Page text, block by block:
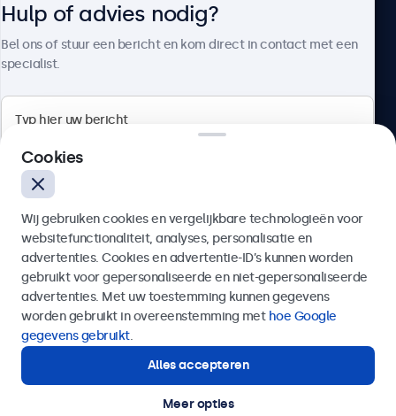
4.8/5 door 5000+ bedrijven
Nederlands
© 2026 Beetronics
Hulp of advies nodig?
Bel ons of stuur een bericht en kom direct in contact met een
specialist.
Verzenden
Of bel ons op
Hulp of advies nodig?
Direct contact met een specialist.
Cookies
Wij gebruiken cookies en vergelijkbare technologieën voor
websitefunctionaliteit, analyses, personalisatie en
advertenties. Cookies en advertentie-ID’s kunnen worden
gebruikt voor gepersonaliseerde en niet-gepersonaliseerde
advertenties. Met uw toestemming kunnen gegevens
worden gebruikt in overeenstemming met hoe Google
gegevens gebruikt.
Alles accepteren
Meer opties